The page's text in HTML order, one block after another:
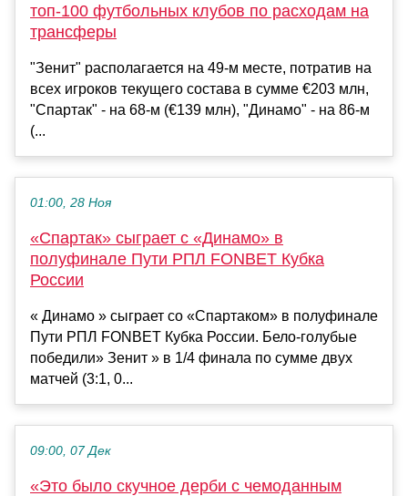
топ-100 футбольных клубов по расходам на
трансферы
"Зенит" располагается на 49-м месте, потратив на
всех игроков текущего состава в сумме €203 млн,
"Спартак" - на 68-м (€139 млн), "Динамо" - на 86-м
(...
01:00, 28 Ноя
«Спартак» сыграет с «Динамо» в
полуфинале Пути РПЛ FONBET Кубка
России
« Динамо » сыграет со «Спартаком» в полуфинале
Пути РПЛ FONBET Кубка России. Бело-голубые
победили» Зенит » в 1/4 финала по сумме двух
матчей (3:1, 0...
09:00, 07 Дек
«Это было скучное дерби с чемоданным